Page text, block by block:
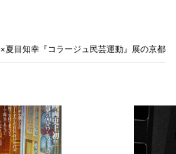
夏目知幸『コラージュ民芸運動』展の京都